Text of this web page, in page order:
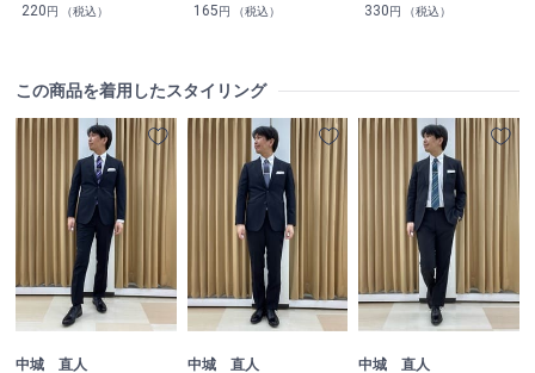
220円 （税込） 165円 （税込） 330円 （税込）
この商品を着用したスタイリング
中城 直人 中城 直人 中城 直人